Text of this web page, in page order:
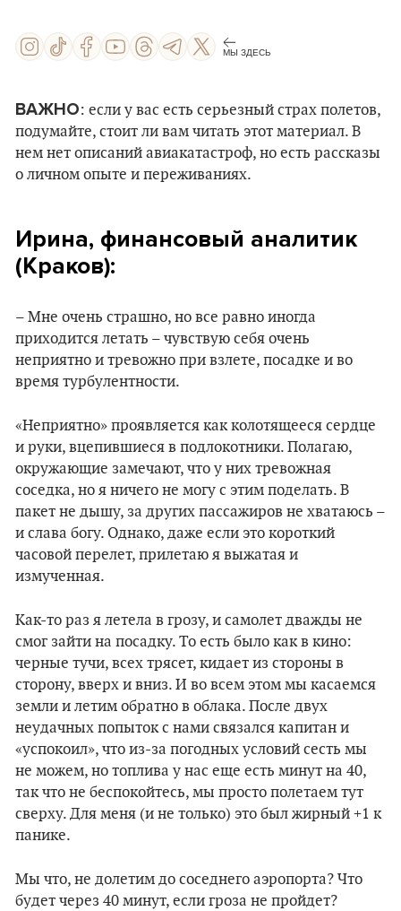
МЫ ЗДЕСЬ
ВАЖНО: если у вас есть серьезный страх полетов,
подумайте, стоит ли вам читать этот материал. В
нем нет описаний авиакатастроф, но есть рассказы
о личном опыте и переживаниях.
Ирина, финансовый аналитик
(Краков):
– Мне очень страшно, но все равно иногда
приходится летать – чувствую себя очень
неприятно и тревожно при взлете, посадке и во
время турбулентности.
«Неприятно» проявляется как колотящееся сердце
и руки, вцепившиеся в подлокотники. Полагаю,
окружающие замечают, что у них тревожная
соседка, но я ничего не могу с этим поделать. В
пакет не дышу, за других пассажиров не хватаюсь –
и слава богу. Однако, даже если это короткий
часовой перелет, прилетаю я выжатая и
измученная.
Как-то раз я летела в грозу, и самолет дважды не
смог зайти на посадку. То есть было как в кино:
черные тучи, всех трясет, кидает из стороны в
сторону, вверх и вниз. И во всем этом мы касаемся
земли и летим обратно в облака. После двух
неудачных попыток с нами связался капитан и
«успокоил», что из-за погодных условий сесть мы
не можем, но топлива у нас еще есть минут на 40,
так что не беспокойтесь, мы просто полетаем тут
сверху. Для меня (и не только) это был жирный +1 к
панике.
Мы что, не долетим до соседнего аэропорта? Что
будет через 40 минут, если гроза не пройдет?